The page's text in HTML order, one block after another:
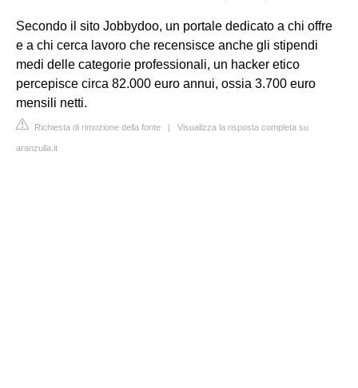
Secondo il sito Jobbydoo, un portale dedicato a chi offre
e a chi cerca lavoro che recensisce anche gli stipendi
medi delle categorie professionali, un hacker etico
percepisce circa 82.000 euro annui, ossia 3.700 euro
mensili netti.
Richiesta di rimozione della fonte | Visualizza la risposta completa su
aranzulla.it